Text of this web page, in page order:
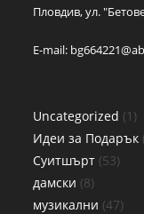
Пловдив, ул.
E-mail:
Uncategorized 1
Идеи за Подарък
Суитшърт 53
дамски 8
музикални 47